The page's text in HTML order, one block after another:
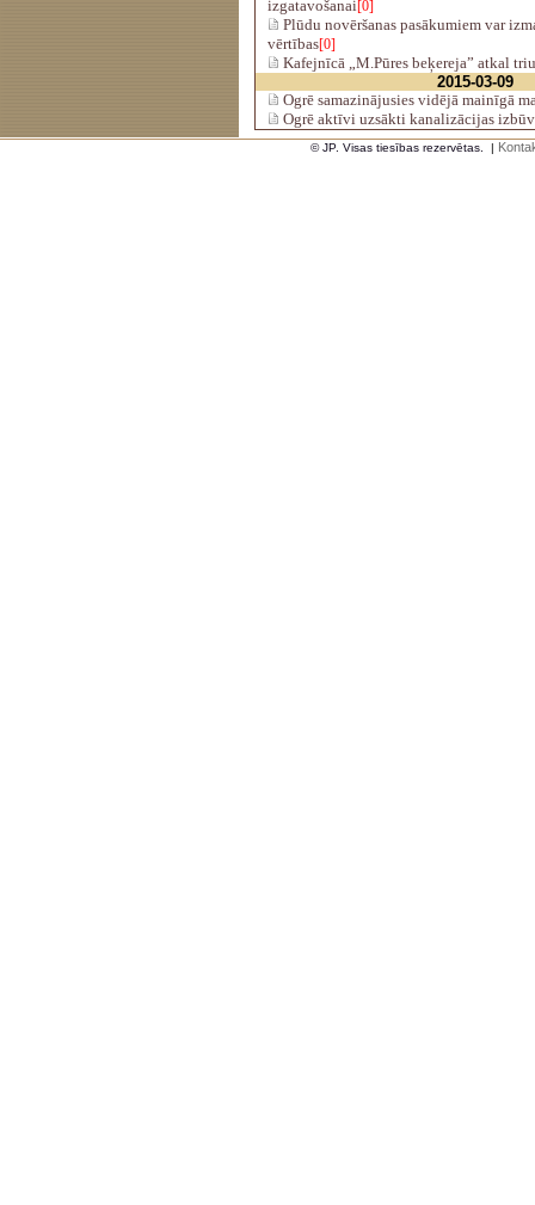
izgatavošanai[0]
Plūdu novēršanas pasākumiem var
vērtības[0]
Kafejnīcā „M.Pūres beķereja” atkal
2015-03-09
Ogrē samazinājusies vidējā mainīgā
Ogrē aktīvi uzsākti kanalizācijas
© JP. Visas tiesības rezervētas. |